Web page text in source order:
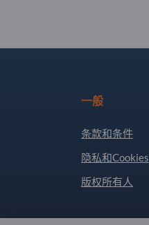
一般
条款和条件
隐私和Cookies
版权所有人